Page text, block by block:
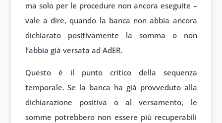
ma solo per le procedure non ancora eseguite –
vale a dire, quando la banca non abbia ancora
dichiarato positivamente la somma o non
l’abbia già versata ad AdER.
Questo è il punto critico della sequenza
temporale. Se la banca ha già provveduto alla
dichiarazione positiva o al versamento, le
somme potrebbero non essere più recuperabili